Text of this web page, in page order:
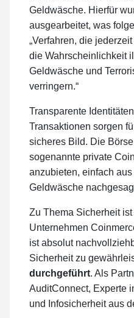
Geldwäsche. Hierfür
ausgearbeitet, was
„Verfahren, die
die Wahrscheinlichkeit
Geldwäsche und
verringern.“
Transparente
Transaktionen sorgen
sicheres Bild. Die
sogenannte private
anzubieten, einfach
Geldwäsche
Zu Thema Sicherheit
Unternehmen
ist absolut
Sicherheit zu
durchgeführt. Als
AuditConnect, Experte
und Infosicherheit aus